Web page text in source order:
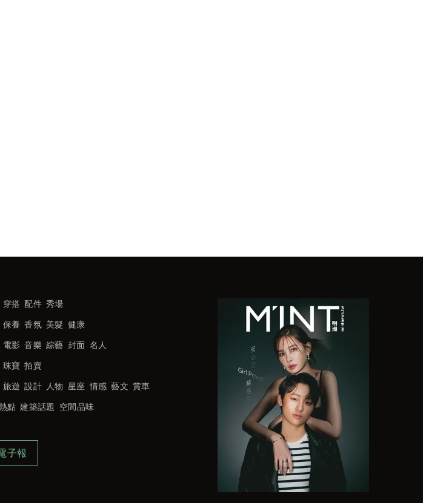
穿搭 配件 秀場
保養 香氛 美髮 健康
電影 音樂 綜藝 封面 名人
珠寶 拍賣
旅遊 設計 人物 星座 情感 藝文 賞車
點 建築話題 空間品味
子報